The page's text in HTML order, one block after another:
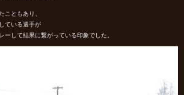
こともあり、
ている選手が
ーして結果に繋がっている印象でした。